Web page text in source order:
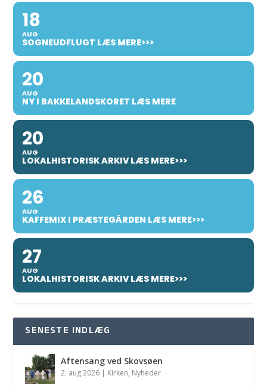
18
AUG
SOGNEUDFLUGT LÆS MERE>>>
20
AUG
NY I BAKKELANDSKORET LÆS MERE
20
AUG
LOKALHISTORISK ARKIV LÆS MERE>>>
26
AUG
KAFFEMIX I PRÆSTEGÅRDEN LÆS MERE>>>
27
AUG
LOKALHISTORISK ARKIV LÆS MERE>>>
SENESTE INDLÆG
Aftensang ved Skovsøen
2. aug 2026 | Kirken, Nyheder